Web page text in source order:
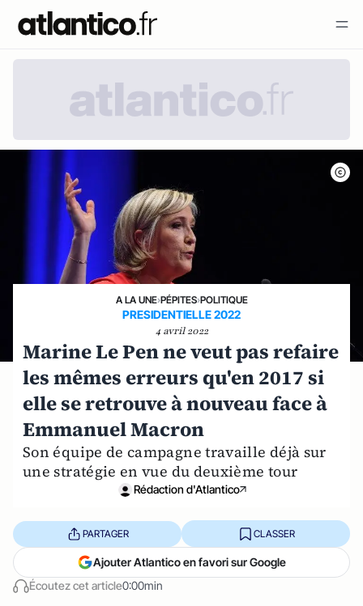
A LA UNE›PÉPITES›POLITIQUE
PRESIDENTIELLE 2022
4 avril 2022
Marine Le Pen ne veut pas refaire
les mêmes erreurs qu'en 2017 si
elle se retrouve à nouveau face à
Emmanuel Macron
Son équipe de campagne travaille déjà sur
une stratégie en vue du deuxième tour
Rédaction d'Atlantico
Écoutez cet article0:00min
PARTAGER CLASSER
Ajouter Atlantico en favori sur Google